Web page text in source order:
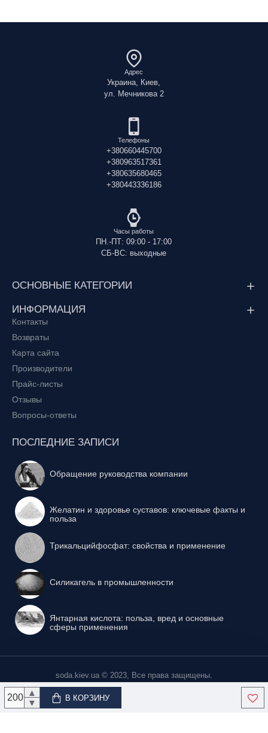
▲
▼
В КОРЗИНУ
Адрес
Украина, Киев,
ул. Мечникова 2
Телефоны
+380660445700
+380963517361
+380635680465
+380443336186
Часы работы
ПН.-ПТ: 09:00 - 17:00
СБ-ВС: выходные
ОСНОВНЫЕ КАТЕГОРИИ
ИНФОРМАЦИЯ
Контакты
Возвраты
Карта сайта
Производители
Прайс-листы
Отзывы
Вопросы-ответы
ПОСЛЕДНИЕ ЗАПИСИ
Обращение руководства компании
Желатин и здоровье суставов: ключевые факты и
польза
Трикальцийфосфат: свойства и применение
Силикагель в промышленности
Янтарная кислота: польза, вред и основные
сферы применения
soda.kiev.ua © 2023, Все права защищены.